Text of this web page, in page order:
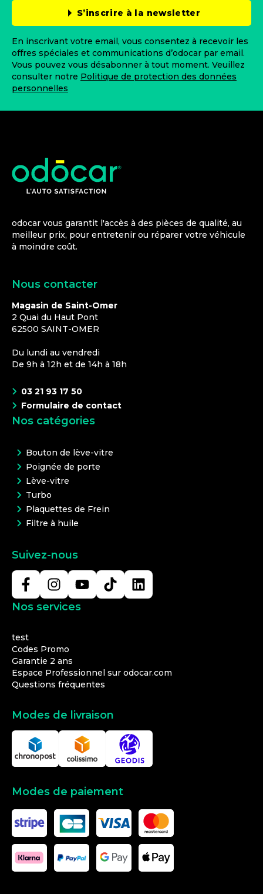
S’inscrire à la newsletter
En inscrivant votre email, vous consentez à recevoir les
offres spéciales et communications d’odocar par email.
Vous pouvez vous désabonner à tout moment. Veuillez
consulter notre Politique de protection des données
personnelles
odocar vous garantit l'accès à des pièces de qualité, au
meilleur prix, pour entretenir ou réparer votre véhicule
à moindre coût.
Nous contacter
Magasin de Saint-Omer
2 Quai du Haut Pont
62500 SAINT-OMER
Du lundi au vendredi
De 9h à 12h et de 14h à 18h
03 21 93 17 50
Formulaire de contact
Nos catégories
Bouton de lève-vitre
Poignée de porte
Lève-vitre
Turbo
Plaquettes de Frein
Filtre à huile
Suivez-nous
Nos services
test
Codes Promo
Garantie 2 ans
Espace Professionnel sur odocar.com
Questions fréquentes
Modes de livraison
Modes de paiement